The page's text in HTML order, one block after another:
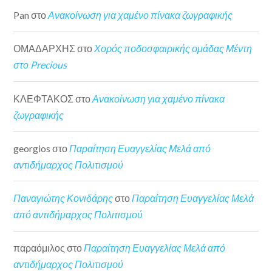
Pan στοΑνακοίνωση για χαμένο πίνακα ζωγραφικής
ΟΜΑΔΑΡΧΗΣ στοΧορός ποδοσφαιρικής ομάδας Μέντη
στο Precious
ΚΛΕΦΤΑΚΟΣ στοΑνακοίνωση για χαμένο πίνακα
ζωγραφικής
georgios στο Παραίτηση Ευαγγελίας Μελά από
αντιδήμαρχος Πολιτισμού
Παναγιώτης ΚονιδάρηςστοΠαραίτηση Ευαγγελίας Μελά
από αντιδήμαρχος Πολιτισμού
παραόμιλος στοΠαραίτηση Ευαγγελίας Μελά από
αντιδήμαρχος Πολιτισμού